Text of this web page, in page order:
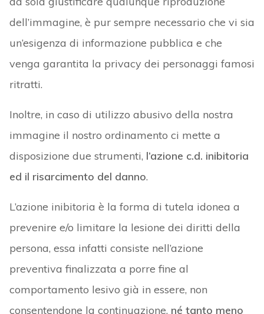
dell’immagine, è pur sempre necessario che vi sia
un’esigenza di informazione pubblica e che
venga garantita la privacy dei personaggi famosi
ritratti.
Inoltre, in caso di utilizzo abusivo della nostra
immagine il nostro ordinamento ci mette a
disposizione due strumenti, l’azione c.d. inibitoria
ed il risarcimento del danno.
L’azione inibitoria è la forma di tutela idonea a
prevenire e/o limitare la lesione dei diritti della
persona, essa infatti consiste nell’azione
preventiva finalizzata a porre fine al
comportamento lesivo già in essere, non
consentendone la continuazione, né tanto meno